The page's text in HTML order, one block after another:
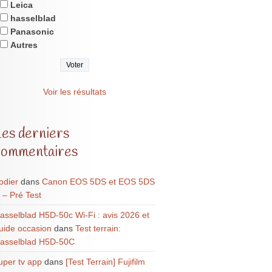
Leica
hasselblad
Panasonic
Autres
Voir les résultats
derniers
dans Canon EOS 5DS et EOS 5DS
– Pré Test
H5D-50c Wi-Fi : avis 2026 et
occasion dans Test terrain:
H5D-50C
tv appdans [Test Terrain] Fujifilm